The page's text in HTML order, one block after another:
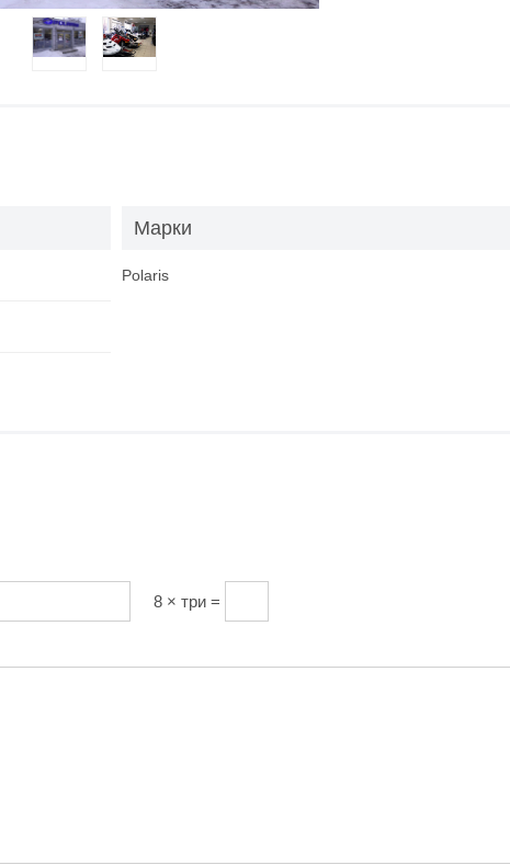
Марки
Polaris
8 × три =